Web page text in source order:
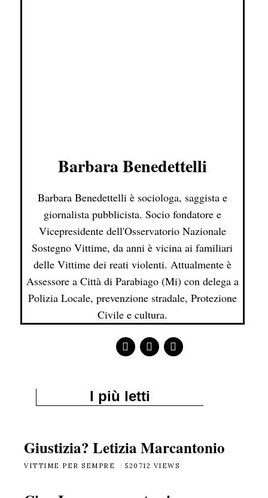
Barbara Benedettelli
Barbara Benedettelli è sociologa, saggista e
giornalista pubblicista. Socio fondatore e
Vicepresidente dell'Osservatorio Nazionale
Sostegno Vittime, da anni è vicina ai familiari
delle Vittime dei reati violenti. Attualmente è
Assessore a Città di Parabiago (Mi) con delega a
Polizia Locale, prevenzione stradale, Protezione
Civile e cultura.
I più letti
Giustizia? Letizia Marcantonio
VITTIME PER SEMPRE 520712 VIEWS